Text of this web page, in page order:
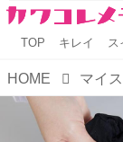
TOP キレイ ス
HOME マイ